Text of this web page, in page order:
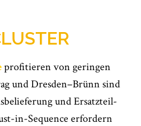
profitieren von geringen
und Dresden–Brünn sind
und Ersatzteil-
in-Sequence erfordern